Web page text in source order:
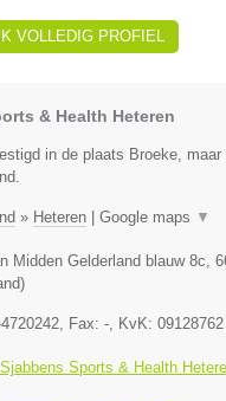
VOLLEDIG PROFIEL
& Health Heteren
in de plaats Broeke,
» Heteren Google maps ▼
Midden Gelderland blauw 8c,
)
, Fax: -, KvK: 09128762
Sjabbens Sports & Health